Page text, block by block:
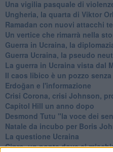
Una vigilia pasquale di
Ungheria, la quarta di Viktor
Ramadan con nuovi attacchi
Un vertice che rimarrà nella
Guerra in Ucraina, la
Guerra Ucraina, la pseudo
La guerra in Ucraina vista dal
​Il caos libico è un pozzo
Erdoğan e l'informazione
Crisi Corona, crisi Johnson,
Capitol Hill un anno dopo
Desmond Tutu "la voce dei
Natale da incubo per Boris
La questione Ucraina
Cipro, un ponte dove si